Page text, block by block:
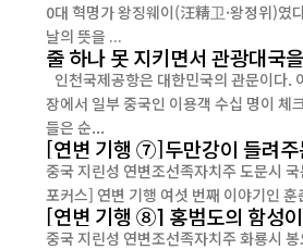
0대 혁명가 왕징웨이(汪精卫·왕정위)였다. 체포된 그는 죽음을 각오한 듯 자신의 책임을 인정했다. 옥중에서 남긴 “칼을 끌어 한 번 통쾌하게 죽
날의 뜻을 ...
줄 하나 못 지키면서 관광대국
인천국제공항은 대한민국의 관문이다.
장에서 일부 중국인 이용객 수십 명이 체
들은 순...
[연변 기행 ⑦]두만강이 들려
중국 지린성 연변조선족자치주 도문시 국문
포커스] 연변 기행 여섯 번째 이야기인
[연변 기행 ⑧] 홍범도의 함성
중국 지린성 연변조선족자치주 화룡시